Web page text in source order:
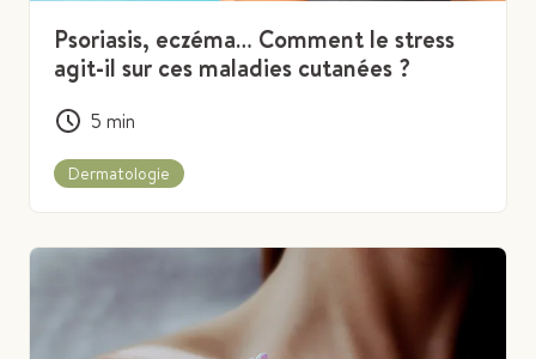
Psoriasis, eczéma… Comment le stress
agit-il sur ces maladies cutanées ?
5 min
Dermatologie